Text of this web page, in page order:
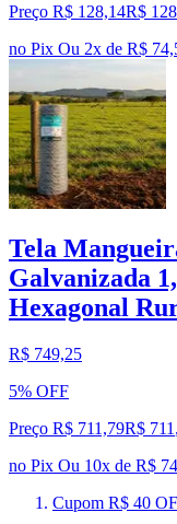
Preço R$ 128,14R$ 128
no Pix Ou 2x de R$
Tela
Galvanizada
Hexagonal
R$ 749,25
5% OFF
Preço R$ 711,79R$ 711 ,
no Pix Ou 10x de R$
Cupom R$ 40